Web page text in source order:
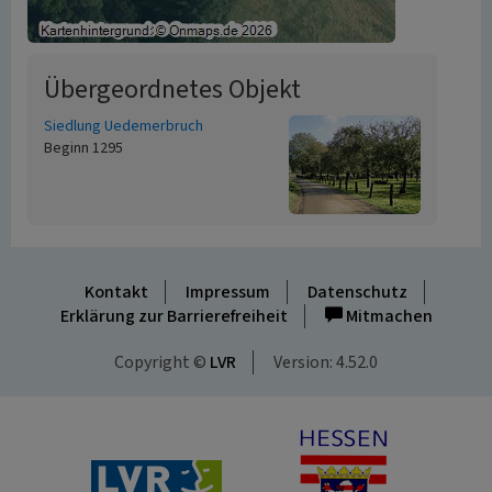
Übergeordnetes Objekt
Siedlung Uedemerbruch
Beginn 1295
Kontakt Impressum
Datenschutz
Erklärung zur Barrierefreiheit
Mitmachen
Copyright © LVR Version: 4.52.0